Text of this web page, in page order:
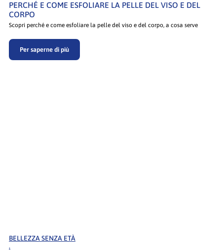
PERCHÉ E COME ESFOLIARE LA PELLE DEL VISO E DEL
CORPO
Scopri perché e come esfoliare la pelle del viso e del corpo, a cosa serve
Per saperne di più
BELLEZZA SENZA ETÀ
.